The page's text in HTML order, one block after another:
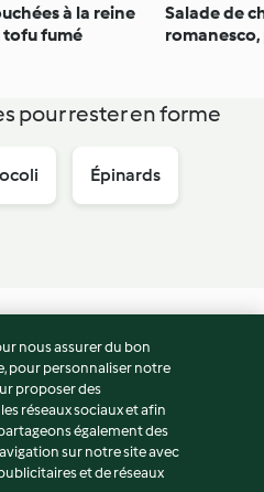
à la reine
tofu fumé
Salade de
pour rester en forme
Épinards
nous assurer du bon
pour personnaliser notre
proposer des
réseaux sociaux et afin
également des
sur notre site avec
et de réseaux